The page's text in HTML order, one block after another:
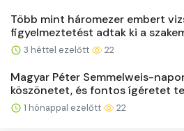
Több mint háromezer embert
figyelmeztetést adtak ki a
3 héttel ezelőtt 22
Magyar Péter Semmelweis-
köszönetet, és fontos ígéretet
1 hónappal ezelőtt 22